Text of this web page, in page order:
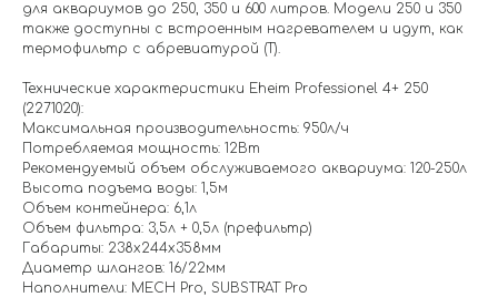
для аквариумов до 250, 350 и 600 литров. Модели 250 и 350
также доступны с встроенным нагревателем и идут, как
термофильтр с абревиатурой (T).
Технические характеристики Eheim Professionel 4+ 250
(2271020):
Максимальная производительность: 950л/ч
Потребляемая мощность: 12Вт
Рекомендуемый объем обслуживаемого аквариума: 120-250л
Высота подъема воды: 1,5м
Объем контейнера: 6,1л
Объем фильтра: 3,5л + 0,5л (префильтр)
Габариты: 238x244x358мм
Диаметр шлангов: 16/22мм
Наполнители: MECH Pro, SUBSTRAT Pro